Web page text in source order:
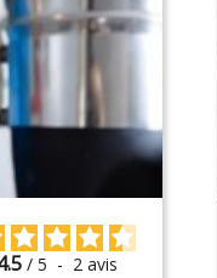
/ 5 - 2avis